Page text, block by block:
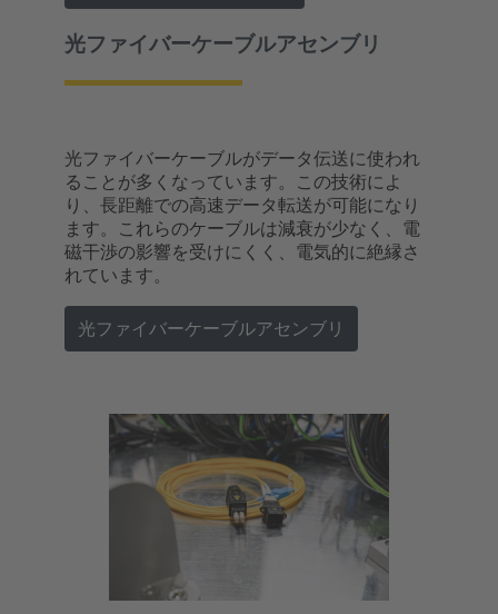
光ファイバーケーブルアセンブリ
光ファイバーケーブルがデータ伝送に使われ
ることが多くなっています。この技術によ
り、長距離での高速データ転送が可能になり
ます。これらのケーブルは減衰が少なく、電
磁干渉の影響を受けにくく、電気的に絶縁さ
れています。
光ファイバーケーブルアセンブリ